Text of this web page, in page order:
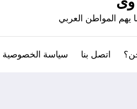
المواطن العربي
اتصل بنا سياسة الخصوصية